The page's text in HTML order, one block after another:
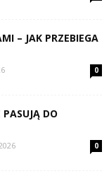
– JAK PRZEBIEGA
0
DO
0